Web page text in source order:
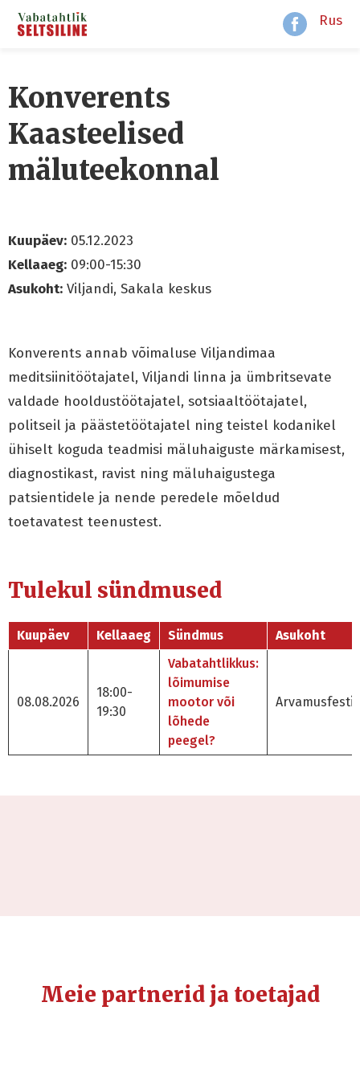
Rus
Konverents
Kaasteelised
mäluteekonnal
Kuupäev: 05.12.2023
Kellaaeg: 09:00-15:30
Asukoht: Viljandi, Sakala keskus
Konverents annab võimaluse Viljandimaa
meditsiinitöötajatel, Viljandi linna ja ümbritsevate
valdade hooldustöötajatel, sotsiaaltöötajatel,
politseil ja päästetöötajatel ning teistel kodanikel
ühiselt koguda teadmisi mäluhaiguste märkamisest,
diagnostikast, ravist ning mäluhaigustega
patsientidele ja nende peredele mõeldud
toetavatest teenustest.
Tulekul sündmused
Kuupäev Kellaaeg Sündmus Asukoht
08.08.2026
18:00-
19:30
Vabatahtlikkus:
lõimumise
mootor või
lõhede
peegel?
Meie partnerid ja toetajad